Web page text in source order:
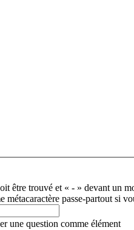
être trouvé et « - » devant un
passe-partout si
une question comme élément